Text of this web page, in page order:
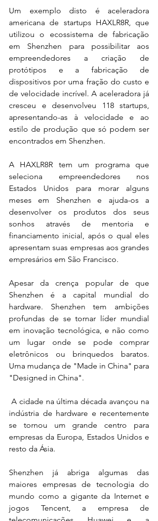
Um exemplo disto é aceleradora
americana de startups HAXLR8R, que
utilizou o ecossistema de fabricação
em Shenzhen para possibilitar aos
empreendedores a criação de
protótipos e a fabricação de
dispositivos por uma fração do custo e
de velocidade incrível. A aceleradora já
cresceu e desenvolveu 118 startups,
apresentando-as à velocidade e ao
estilo de produção que só podem ser
encontrados em Shenzhen.
A HAXLR8R tem um programa que
seleciona empreendedores nos
Estados Unidos para morar alguns
meses em Shenzhen e ajuda-os a
desenvolver os produtos dos seus
sonhos através de mentoria e
financiamento inicial, após o qual eles
apresentam suas empresas aos grandes
empresários em São Francisco.
Apesar da crença popular de que
Shenzhen é a capital mundial do
hardware. Shenzhen tem ambições
profundas de se tornar líder mundial
em inovação tecnológica, e não como
um lugar onde se pode comprar
eletrônicos ou brinquedos baratos.
Uma mudança de "Made in China" para
"Designed in China".
indústria de hardware e recentemente
se tornou um grande centro para
empresas da Europa, Estados Unidos e
resto da Ásia.
Shenzhen já abriga algumas das
maiores empresas de tecnologia do
mundo como a gigante da Internet e
jogos Tencent, a empresa de